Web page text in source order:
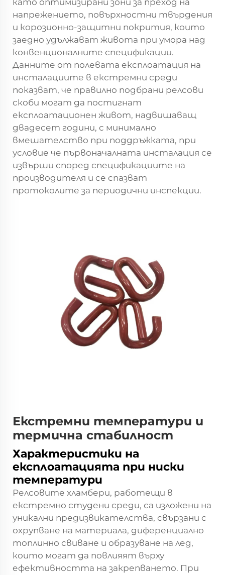
като оптимизирани зони за преход на
напрежението, повърхностни твърдения
и корозионно-защитни покрития, които
заедно удължават живота при умора над
конвенционалните спецификации.
Данните от полевата експлоатация на
инсталациите в екстремни среди
показват, че правилно подбрани релсови
скоби могат да постигнат
експлоатационен живот, надвишаващ
двадесет години, с минимално
вмешателство при поддръжката, при
условие че първоначалната инсталация се
извърши според спецификациите на
производителя и се спазват
протоколите за периодични инспекции.
Екстремни температури и
термична стабилност
Характеристики на
експлоатацията при ниски
температури
Релсовите хламбери, работещи в
екстремно студени среди, са изложени на
уникални предизвикателства, свързани с
охрупване на материала, диференциално
топлинно свиване и образуване на лед,
които могат да повлияят върху
ефективността на закрепването. При